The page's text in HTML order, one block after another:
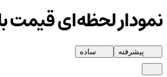
نمودار لحظه‌ای قیمت
پیشرفته ساده